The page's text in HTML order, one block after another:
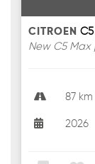
CITROEN
New C5 Max
87 km
2026